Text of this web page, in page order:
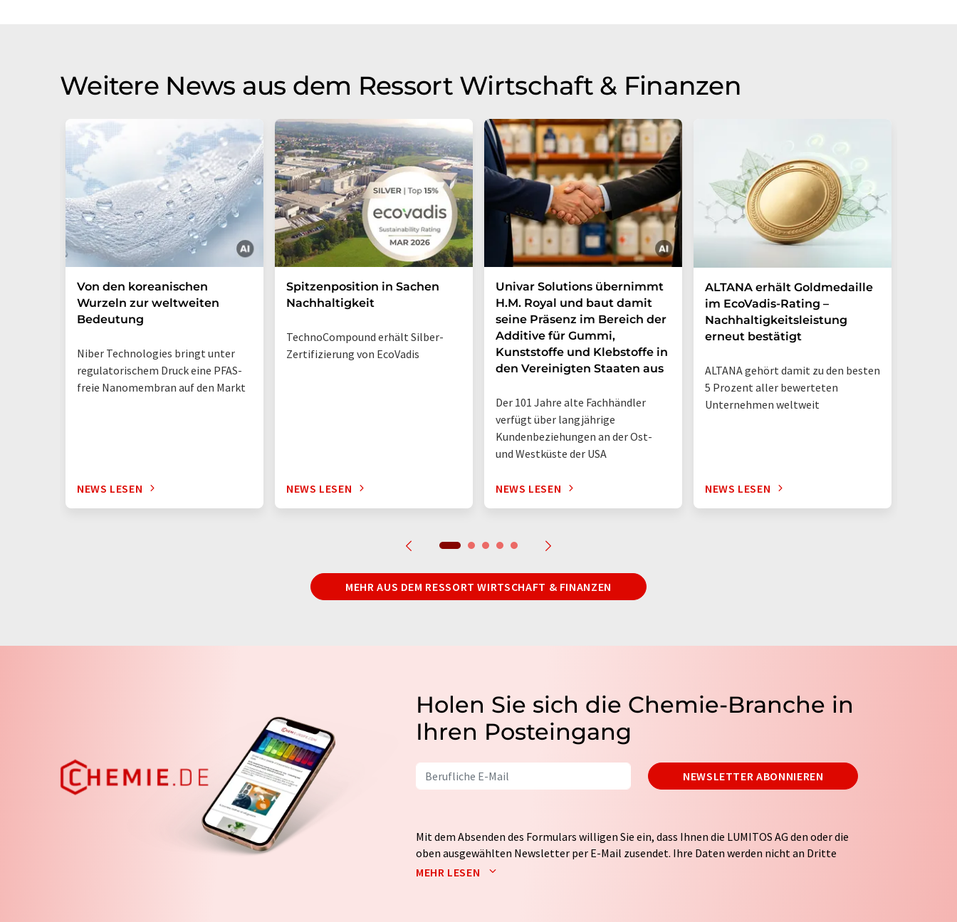
Weitere News aus dem Ressort Wirtschaft & Finanzen
Von den koreanischen
Wurzeln zur weltweiten
Bedeutung
Niber Technologies bringt unter
regulatorischem Druck eine PFAS-
freie Nanomembran auf den Markt
NEWS LESEN
Spitzenposition in Sachen
Nachhaltigkeit
TechnoCompound erhält Silber-
Zertifizierung von EcoVadis
NEWS LESEN
Univar Solutions übernimmt
H.M. Royal und baut damit
seine Präsenz im Bereich der
Additive für Gummi,
Kunststoffe und Klebstoffe in
den Vereinigten Staaten aus
Der 101 Jahre alte Fachhändler
verfügt über langjährige
Kundenbeziehungen an der Ost-
und Westküste der USA
NEWS LESEN
ALTANA erhält Goldmedaille
im EcoVadis-Rating –
Nachhaltigkeitsleistung
erneut bestätigt
ALTANA gehört damit zu den besten
5 Prozent aller bewerteten
Unternehmen weltweit
NEWS LESEN
MEHR AUS DEM RESSORT WIRTSCHAFT & FINANZEN
Holen Sie sich die Chemie-Branche in
Ihren Posteingang
NEWSLETTER ABONNIEREN
Mit dem Absenden des Formulars willigen Sie ein, dass Ihnen die LUMITOS AG den oder die
oben ausgewählten Newsletter per E-Mail zusendet. Ihre Daten werden nicht an Dritte
weitergegeben. Die Speicherung und Verarbeitung Ihrer Daten durch die LUMITOS AG erfolgt
MEHR LESEN